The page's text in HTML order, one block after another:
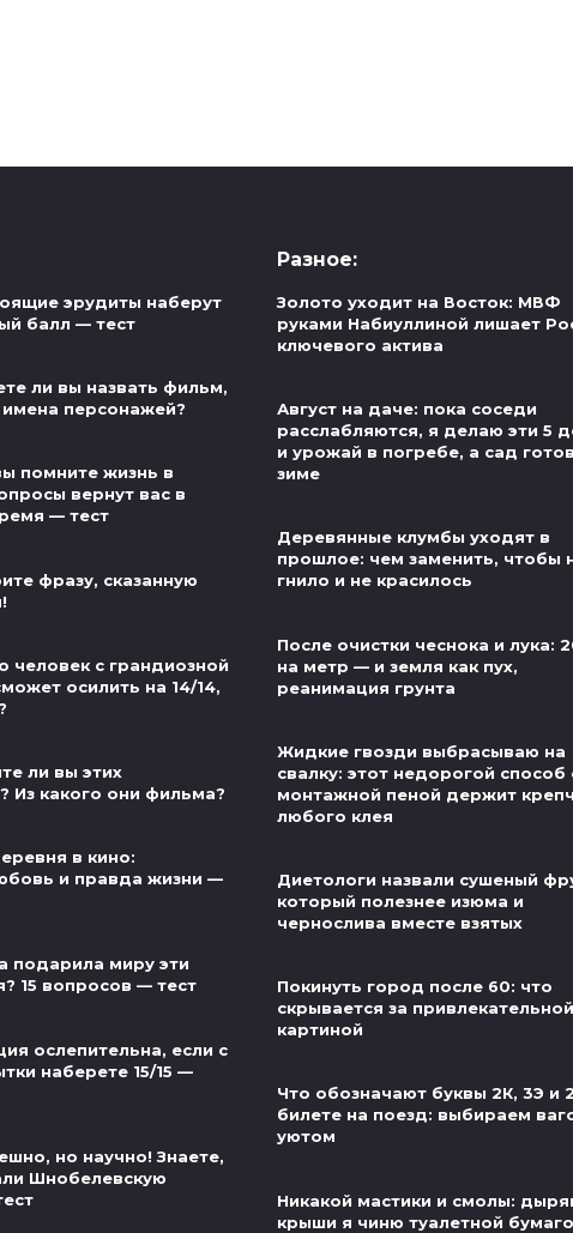
эрудиты наберут
балл — тест
ли вы назвать фильм,
имена персонажей?
помните жизнь в
вернут вас в
— тест
фразу, сказанную
человек с грандиозной
осилить на 14/14,
ли вы этих
Из какого они фильма?
в кино:
и правда жизни —
подарила миру эти
15 вопросов — тест
ослепительна, если с
наберете 15/15 —
но научно! Знаете,
Шнобелевскую
Разное:
Золото уходит на Восток: МВФ
руками Набиуллиной лишает
ключевого актива
Август на даче: пока соседи
расслабляются, я делаю эти 5
и урожай в погребе, а сад
зиме
Деревянные клумбы уходят в
прошлое: чем заменить, чтобы
гнило и не красилось
После очистки чеснока и лука:
на метр — и земля как пух,
реанимация грунта
Жидкие гвозди выбрасываю на
свалку: этот недорогой способ
монтажной пеной держит
любого клея
Диетологи назвали сушеный
который полезнее изюма и
чернослива вместе взятых
Покинуть город после 60: что
скрывается за привлекательной
картиной
Что обозначают буквы 2К, 3Э и
билете на поезд: выбираем
уютом
Никакой мастики и смолы:
крыши я чиню туалетной